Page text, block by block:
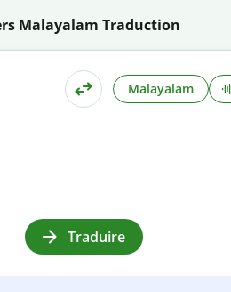
Malayalam Traduction
Malayalam
Traduire